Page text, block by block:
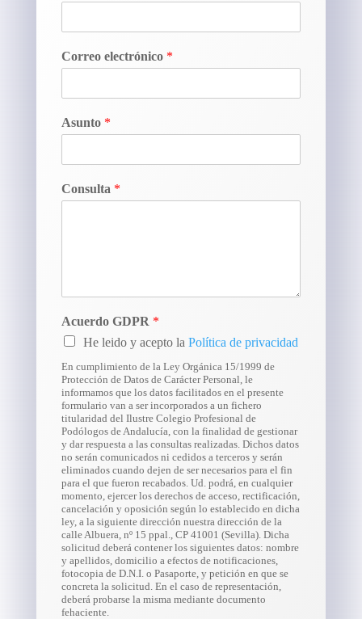
Correo electrónico *
Asunto *
Consulta *
Acuerdo GDPR *
He leido y acepto la Política de privacidad
En cumplimiento de la Ley Orgánica 15/1999 de
Protección de Datos de Carácter Personal, le
informamos que los datos facilitados en el presente
formulario van a ser incorporados a un fichero
titularidad del Ilustre Colegio Profesional de
Podólogos de Andalucía, con la finalidad de gestionar
y dar respuesta a las consultas realizadas. Dichos datos
no serán comunicados ni cedidos a terceros y serán
eliminados cuando dejen de ser necesarios para el fin
para el que fueron recabados. Ud. podrá, en cualquier
momento, ejercer los derechos de acceso, rectificación,
cancelación y oposición según lo establecido en dicha
ley, a la siguiente dirección nuestra dirección de la
calle Albuera, nº 15 ppal., CP 41001 (Sevilla). Dicha
solicitud deberá contener los siguientes datos: nombre
y apellidos, domicilio a efectos de notificaciones,
fotocopia de D.N.I. o Pasaporte, y petición en que se
concreta la solicitud. En el caso de representación,
deberá probarse la misma mediante documento
fehaciente.